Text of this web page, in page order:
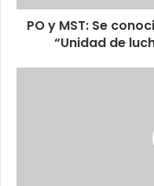
PO y MST: Se
“Unidad de